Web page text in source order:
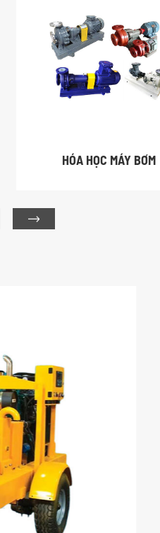
HÓA HỌC MÁY BƠM

KHÔ THỦ
Khô Mồi hút chân
tự động bắt đầu
lỏng cho lần đầu
xuất sắc và cấu
và dễ dàng hoạt
 Hút chân không

Thủ Tướng Hút
Máy Bơm